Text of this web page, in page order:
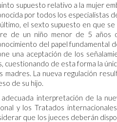
supuesto relativo a la mujer
por todos los especialistas
el sexto supuesto en que
de un niño menor de 5 años
del papel fundamental
una aceptación de los
cuestionando de esta forma la
madres. La nueva regulación
de su hijo.
adecuada interpretación de la
y los Tratados
que los jueces deberán